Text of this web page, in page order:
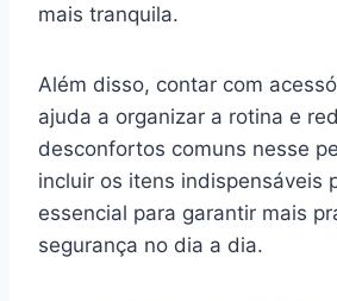
mais tranquila.
Além disso, contar com
ajuda a organizar a rotina e
desconfortos comuns nesse
incluir os itens indispensáveis
essencial para garantir mais
segurança no dia a dia.